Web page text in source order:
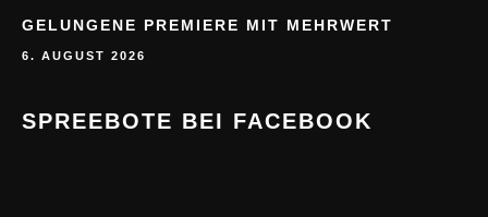
GELUNGENE PREMIERE MIT MEHRWERT
6. AUGUST 2026
SPREEBOTE BEI FACEBOOK